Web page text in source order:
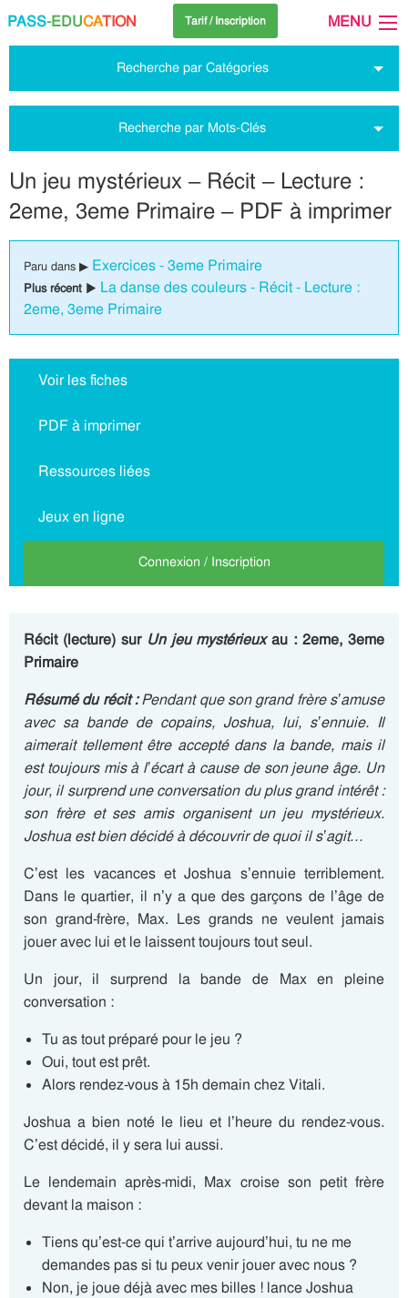
PASS-EDUCATION Tarif / Inscription MENU
Recherche par Catégories
Recherche par Mots-Clés
Un jeu mystérieux – Récit – Lecture :
2eme, 3eme Primaire – PDF à imprimer
Paru dans ▶ Exercices - 3eme Primaire
Plus récent ▶ La danse des couleurs - Récit - Lecture :
2eme, 3eme Primaire
Voir les fiches
PDF à imprimer
Ressources liées
Jeux en ligne
Connexion / Inscription
Récit (lecture) sur Un jeu mystérieuxau : 2eme, 3eme
Primaire
Résumédu récit :Pendant que son grand frère s’amuse
avec sa bande de copains, Joshua, lui, s’ennuie. Il
aimerait tellement être accepté dans la bande, mais il
est toujours mis à l’écart à cause de son jeune âge. Un
jour, il surprend une conversation du plus grand intérêt :
son frère et ses amis organisent un jeu mystérieux.
Joshua est bien décidé à découvrir de quoi il s’agit…
C’est les vacances et Joshua s’ennuie terriblement.
Dans le quartier, il n’y a que des garçons de l’âge de
son grand-frère, Max. Les grands ne veulent jamais
jouer avec lui et le laissent toujours tout seul.
Un jour, il surprend la bande de Max en pleine
conversation :
Tu as tout préparé pour le jeu ?
Oui, tout est prêt.
Alors rendez-vous à 15h demain chez Vitali.
Joshua a bien noté le lieu et l’heure du rendez-vous.
C’est décidé, il y sera lui aussi.
Le lendemain après-midi, Max croise son petit frère
devant la maison :
Tiens qu’est-ce qui t’arrive aujourd’hui, tu ne me
demandes pas si tu peux venir jouer avec nous ?
Non, je joue déjà avec mes billes ! lance Joshua